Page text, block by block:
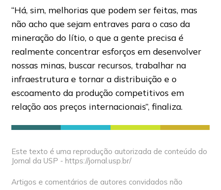
“Há, sim, melhorias que podem ser feitas, mas
não acho que sejam entraves para o caso da
mineração do lítio, o que a gente precisa é
realmente concentrar esforços em desenvolver
nossas minas, buscar recursos, trabalhar na
infraestrutura e tornar a distribuição e o
escoamento da produção competitivos em
relação aos preços internacionais”, finaliza.
Este texto é uma reprodução autorizada de conteúdo do
Jornal da USP - https://jornal.usp.br/
Artigos e comentários de autores convidados não